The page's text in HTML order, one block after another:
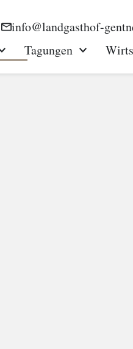
info@landgasthof-
Toggle Dropdown Menu
Tagungen Toggle